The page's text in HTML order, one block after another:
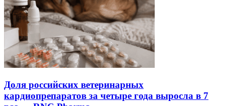
Доля российских ветеринарных
кардиопрепаратов за четыре года выросла в 7